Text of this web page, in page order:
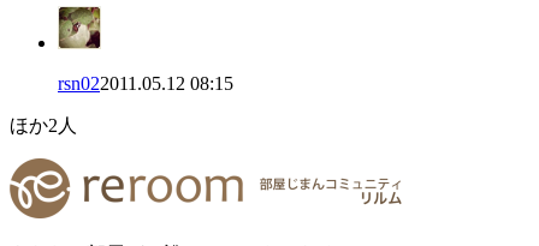
rsn022011.05.12 08:15
ほか2 人